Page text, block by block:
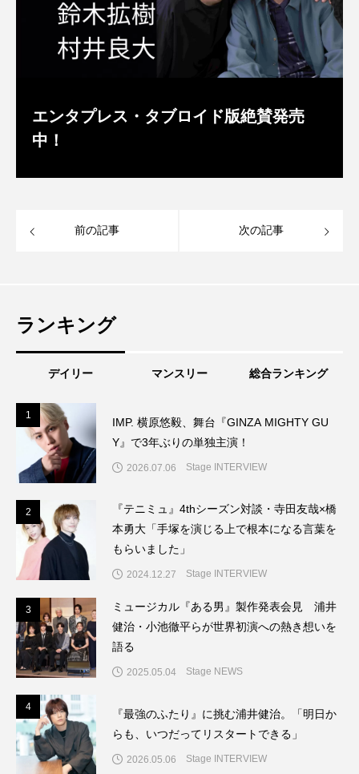
エンタプレス・タブロイド版絶賛発売
中！
前の記事 次の記事
ランキング
デイリー マンスリー 総合ランキング
1
IMP. 横原悠毅、舞台『GINZA MIGHTY GU
Y』で3年ぶりの単独主演！
2026.07.06 Stage INTERVIEW
2
『テニミュ』4thシーズン対談・寺田友哉×橋
本勇大「手塚を演じる上で根本になる言葉を
もらいました」
2024.12.27 Stage INTERVIEW
3
ミュージカル『ある男』製作発表会見 浦井
健治・小池徹平らが世界初演への熱き想いを
語る
2025.05.04 Stage NEWS
4
『最強のふたり』に挑む浦井健治。「明日か
らも、いつだってリスタートできる」
2026.05.06 Stage INTERVIEW